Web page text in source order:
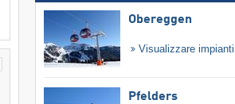
Obereggen
Visualizzare
Pfelders